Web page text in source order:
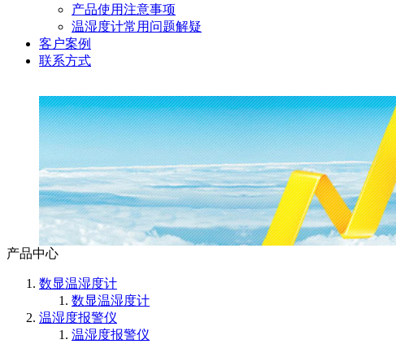
产品使用注意事项
温湿度计常用问题解疑
客户案例
联系方式
产品中心
数显温湿度计
数显温湿度计
温湿度报警仪
温湿度报警仪